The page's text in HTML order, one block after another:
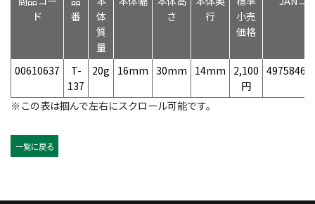
ド
番
体
質
量
さ
行
小売
価格
00610637
T-
137
20g 16mm 30mm 14mm
2,100
円
※この表は掴んで左右にスクロール可能です。
一覧に戻る